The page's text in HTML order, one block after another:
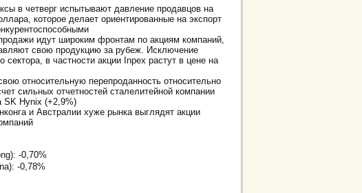
в четверг испытывают давление продавцов на
которое делает ориентированные на экспорт
идут широким фронтам по акциям компаний,
свою продукцию за рубеж. Исключение
сектора, в частности акции Inpex растут в цене на
относительную перепроданность относительно
сильных отчетностей сталелитейной компании
SK Hynix (+2,9%)
и Австралии хуже рынка выглядят акции
-0,70%
-0,78%